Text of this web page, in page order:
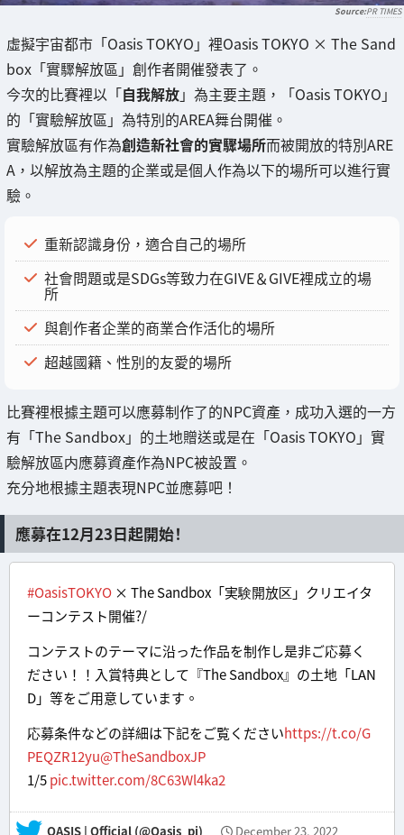
PR TIMES
虛擬宇宙都市「Oasis TOKYO」裡Oasis TOKYO × The Sand
box「實驟解放區」創作者開催發表了。
今次的比賽裡以「自我解放」為主要主題，「Oasis TOKYO」
的「實驗解放區」為特別的AREA舞台開催。
實驗解放區有作為創造新社會的實驟場所而被開放的特別ARE
A，以解放為主題的企業或是個人作為以下的場所可以進行實
驗。
重新認識身份，適合自己的場所
社會問題或是SDGs等致力在GIVE＆GIVE裡成立的場
所
與創作者企業的商業合作活化的場所
超越國籍、性別的友愛的場所
比賽裡根據主題可以應募制作了的NPC資產，成功入選的一方
有「The Sandbox」的土地贈送或是在「Oasis TOKYO」實
驗解放區内應募資產作為NPC被設置。
充分地根據主題表現NPC並應募吧！
應募在12月23日起開始！
#OasisTOKYO × The Sandbox「実験開放区」クリエイタ
ーコンテスト開催?/
コンテストのテーマに沿った作品を制作し是非ご応募く
ださい！！入賞特典として『The Sandbox』の土地「LAN
D」等をご用意しています。
応募条件などの詳細は下記をご覧くださいhttps://t.co/G
PEQZR12yu@TheSandboxJP
1/5pic.twitter.com/8C63Wl4ka2
— OASIS | Official (@Oasis_pj) December 23, 2022